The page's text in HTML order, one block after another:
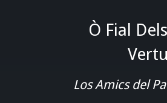
Ò Fial
Los Amics del